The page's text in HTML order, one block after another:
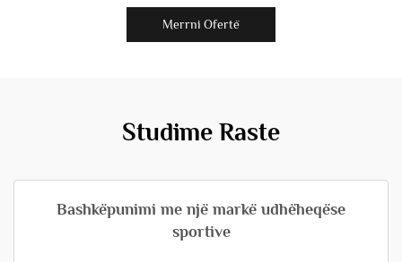
Merrni Ofertë
Studime Raste
Bashkëpunimi me një markë udhëheqëse
sportive